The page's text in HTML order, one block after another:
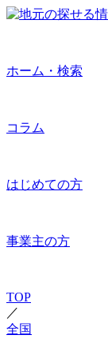
ホーム・検索
コラム
はじめての方
事業主の方
TOP
／
全国